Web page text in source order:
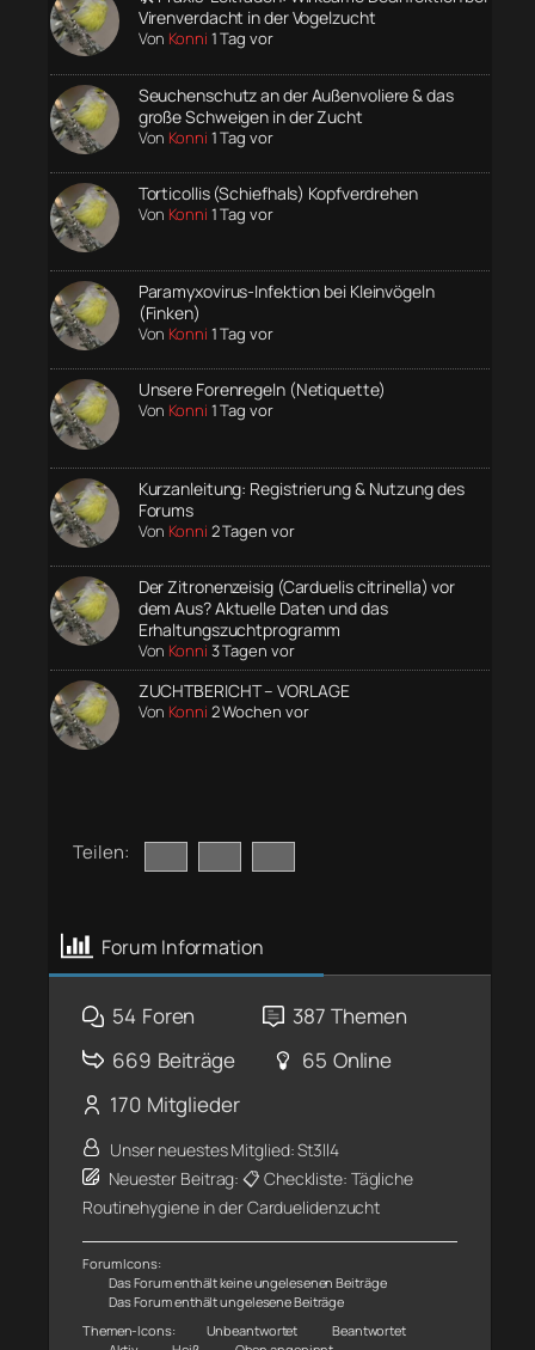
Virenverdacht in der Vogelzucht
Von Konni 1 Tag vor
Seuchenschutz an der Außenvoliere & das
große Schweigen in der Zucht
Von Konni 1 Tag vor
Torticollis (Schiefhals) Kopfverdrehen
Von Konni 1 Tag vor
Paramyxovirus-Infektion bei Kleinvögeln
(Finken)
Von Konni 1 Tag vor
Unsere Forenregeln (Netiquette)
Von Konni 1 Tag vor
Kurzanleitung: Registrierung & Nutzung des
Forums
Von Konni 2 Tagen vor
Der Zitronenzeisig (Carduelis citrinella) vor
dem Aus? Aktuelle Daten und das
Erhaltungszuchtprogramm
Von Konni 3 Tagen vor
ZUCHTBERICHT – VORLAGE
Von Konni 2 Wochen vor
Teilen:
Forum Information
54 Foren 387 Themen
669 Beiträge 65 Online
170 Mitglieder
Unser neuestes Mitglied:St3ll4
Neuester Beitrag:📋 Checkliste: Tägliche
Routinehygiene in der Carduelidenzucht
Forum Icons:
Das Forum enthält keine ungelesenen Beiträge
Das Forum enthält ungelesene Beiträge
Themen-Icons:
Unbeantwortet
Beantwortet